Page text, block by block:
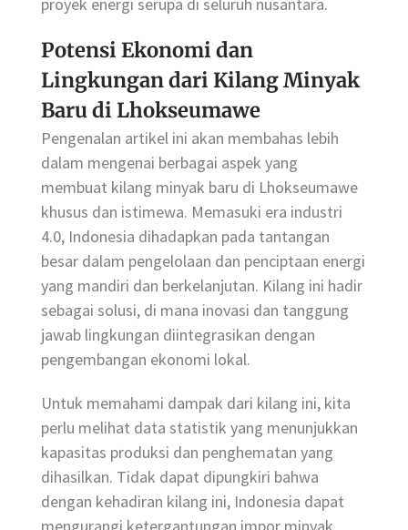
Potensi Ekonomi dan
Lingkungan dari Kilang Minyak
Baru di Lhokseumawe
Pengenalan artikel ini akan membahas lebih
dalam mengenai berbagai aspek yang
membuat kilang minyak baru di Lhokseumawe
khusus dan istimewa. Memasuki era industri
4.0, Indonesia dihadapkan pada tantangan
besar dalam pengelolaan dan penciptaan energi
yang mandiri dan berkelanjutan. Kilang ini hadir
sebagai solusi, di mana inovasi dan tanggung
jawab lingkungan diintegrasikan dengan
pengembangan ekonomi lokal.
Untuk memahami dampak dari kilang ini, kita
perlu melihat data statistik yang menunjukkan
kapasitas produksi dan penghematan yang
dihasilkan. Tidak dapat dipungkiri bahwa
dengan kehadiran kilang ini, Indonesia dapat
mengurangi ketergantungan impor minyak